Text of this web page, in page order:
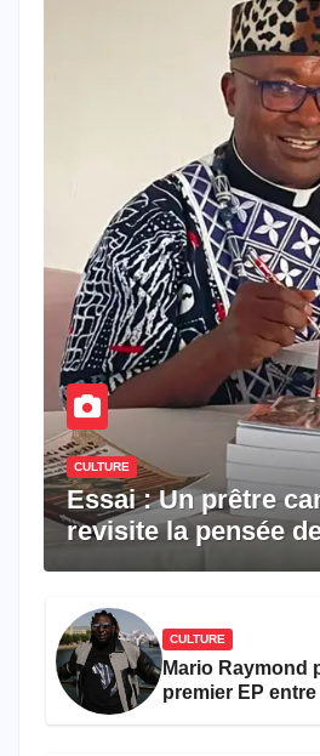
CULTURE
Essai : Un prêtre
revisite la pensée
CULTURE
Mario Raymond
premier EP